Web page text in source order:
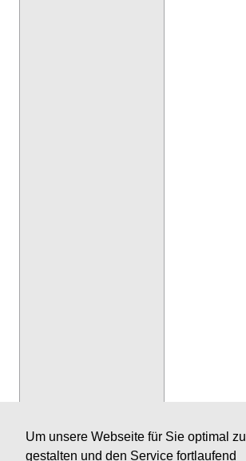
Um unsere Webseite für Sie optimal zu
gestalten und den Service fortlaufend